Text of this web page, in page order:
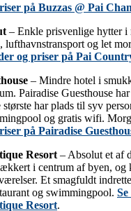
på Buzzas @ Pai Chan
– Enkle prisvenlige hytter
lufthavnstransport og let
og priser på Pai
– Mindre hotel i
Pairadise Guesthouse
har plads til syv
og gratis wifi.
på Pairadise
Resort – Absolut et af
i centrum af byen, og
Et smagfuldt
og swimmingpool.
Resort.